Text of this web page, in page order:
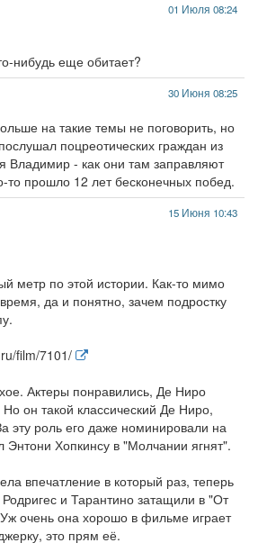
01 Июля 08:24
нибудь еще обитает?
30 Июня 08:25
на такие темы не поговорить, но
поцреотических граждан из
Владимир - как они там заправляют
то прошло 12 лет бесконечных побед.
15 Июня 10:43
метр по этой истории. Как-то мимо
да и понятно, зачем подростку
film/7101/
Актеры понравились, Де Ниро
он такой классический Де Ниро,
эту роль его даже номинировали на
Энтони Хопкинсу в "Молчании ягнят".
впечатление в который раз, теперь
и Тарантино затащили в "От
Уж очень она хорошо в фильме играет
это прям её.